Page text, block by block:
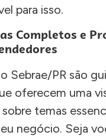
para isso.
Completos e
Sebrae/PR são
oferecem uma
temas
negócio. Seja